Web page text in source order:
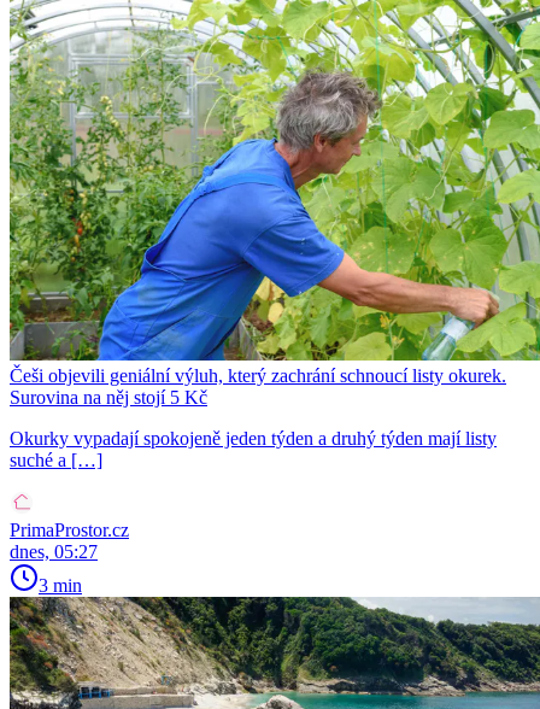
Češi objevili geniální výluh, který zachrání schnoucí listy okurek.
Surovina na něj stojí 5 Kč
Okurky vypadají spokojeně jeden týden a druhý týden mají listy
suché a […]
PrimaProstor.cz
dnes, 05:27
3 min